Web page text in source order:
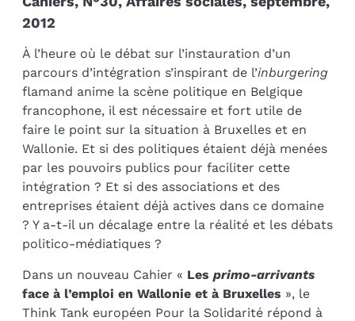
2012
À l’heure où le débat sur l’instauration d’un
parcours d’intégration s’inspirant de l’inburgering
flamand anime la scène politique en Belgique
francophone, il est nécessaire et fort utile de
faire le point sur la situation à Bruxelles et en
Wallonie. Et si des politiques étaient déjà menées
par les pouvoirs publics pour faciliter cette
intégration ? Et si des associations et des
entreprises étaient déjà actives dans ce domaine
? Y a-t-il un décalage entre la réalité et les débats
politico-médiatiques ?
Dans un nouveau Cahier « Les primo-arrivants
face à l’emploi en Wallonie et à Bruxelles », le
Think Tank européen Pour la Solidarité répond à